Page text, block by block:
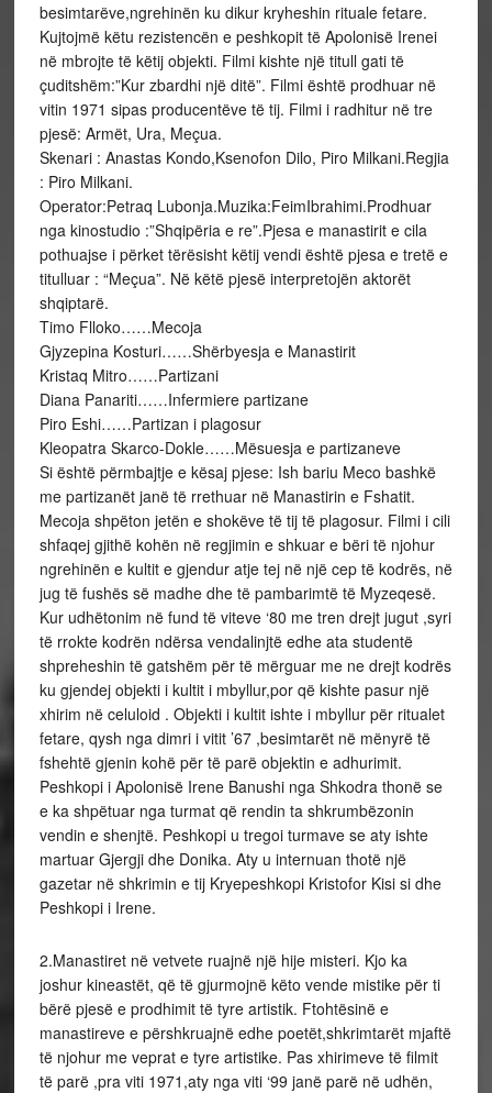
besimtarëve,ngrehinën ku dikur kryheshin rituale fetare.
Kujtojmë këtu rezistencën e peshkopit të Apolonisë Irenei
në mbrojte të këtij objekti. Filmi kishte një titull gati të
çuditshëm:”Kur zbardhi një ditë”. Filmi është prodhuar në
vitin 1971 sipas producentëve të tij. Filmi i radhitur në tre
pjesë: Armët, Ura, Meçua.
Skenari : Anastas Kondo,Ksenofon Dilo, Piro Milkani.Regjia
: Piro Milkani.
Operator:Petraq Lubonja.Muzika:FeimIbrahimi.Prodhuar
nga kinostudio :”Shqipëria e re”.Pjesa e manastirit e cila
pothuajse i përket tërësisht këtij vendi është pjesa e tretë e
titulluar : “Meçua”. Në këtë pjesë interpretojën aktorët
shqiptarë.
Timo Flloko……Mecoja
Gjyzepina Kosturi……Shërbyesja e Manastirit
Kristaq Mitro……Partizani
Diana Panariti……Infermiere partizane
Piro Eshi……Partizan i plagosur
Kleopatra Skarco-Dokle……Mësuesja e partizaneve
Si është përmbajtje e kësaj pjese: Ish bariu Meco bashkë
me partizanët janë të rrethuar në Manastirin e Fshatit.
Mecoja shpëton jetën e shokëve të tij të plagosur. Filmi i cili
shfaqej gjithë kohën në regjimin e shkuar e bëri të njohur
ngrehinën e kultit e gjendur atje tej në një cep të kodrës, në
jug të fushës së madhe dhe të pambarimtë të Myzeqesë.
Kur udhëtonim në fund të viteve ‘80 me tren drejt jugut ,syri
të rrokte kodrën ndërsa vendalinjtë edhe ata studentë
shpreheshin të gatshëm për të mërguar me ne drejt kodrës
ku gjendej objekti i kultit i mbyllur,por që kishte pasur një
xhirim në celuloid . Objekti i kultit ishte i mbyllur për ritualet
fetare, qysh nga dimri i vitit ’67 ,besimtarët në mënyrë të
fshehtë gjenin kohë për të parë objektin e adhurimit.
Peshkopi i Apolonisë Irene Banushi nga Shkodra thonë se
e ka shpëtuar nga turmat që rendin ta shkrumbëzonin
vendin e shenjtë. Peshkopi u tregoi turmave se aty ishte
martuar Gjergji dhe Donika. Aty u internuan thotë një
gazetar në shkrimin e tij Kryepeshkopi Kristofor Kisi si dhe
Peshkopi i Irene.
2.Manastiret në vetvete ruajnë një hije misteri. Kjo ka
joshur kineastët, që të gjurmojnë këto vende mistike për ti
bërë pjesë e prodhimit të tyre artistik. Ftohtësinë e
manastireve e përshkruajnë edhe poetët,shkrimtarët mjaftë
të njohur me veprat e tyre artistike. Pas xhirimeve të filmit
të parë ,pra viti 1971,aty nga viti ‘99 janë parë në udhën,